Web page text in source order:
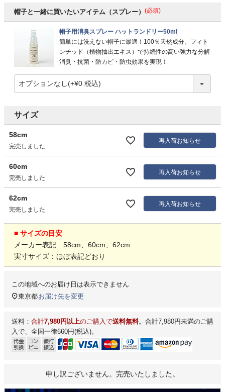
帽子と一緒に買いたいアイテム（スプレー） (必須)
帽子用消臭スプレー ハットランドリー50ml
簡単には洗えない帽子に最適！100％天然成分。フィト
ンチッド（植物抽出エキス）で持続性の高い強力な分解
消臭・抗菌・防カビ・防虫効果を実現！
サイズ
58cm
完売しました
再入荷お知らせ
60cm
完売しました
再入荷お知らせ
62cm
完売しました
再入荷お知らせ
■ サイズの目安
メーカー表記 58cm、60cm、62cm
実寸サイズ：ほぼ表記どおり
この地域へのお届け日は表示できません
東京都お届け先を変更
送料： 合計7,980円以上のご購入で送料無料。合計7,980円未満のご購
入で、全国一律660円(税込)。
申し訳ございません。完売いたしました。